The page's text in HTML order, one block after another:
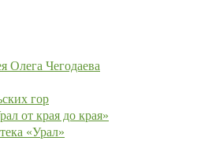
Олега Чегодаева
гор
от края до края»
«Урал»